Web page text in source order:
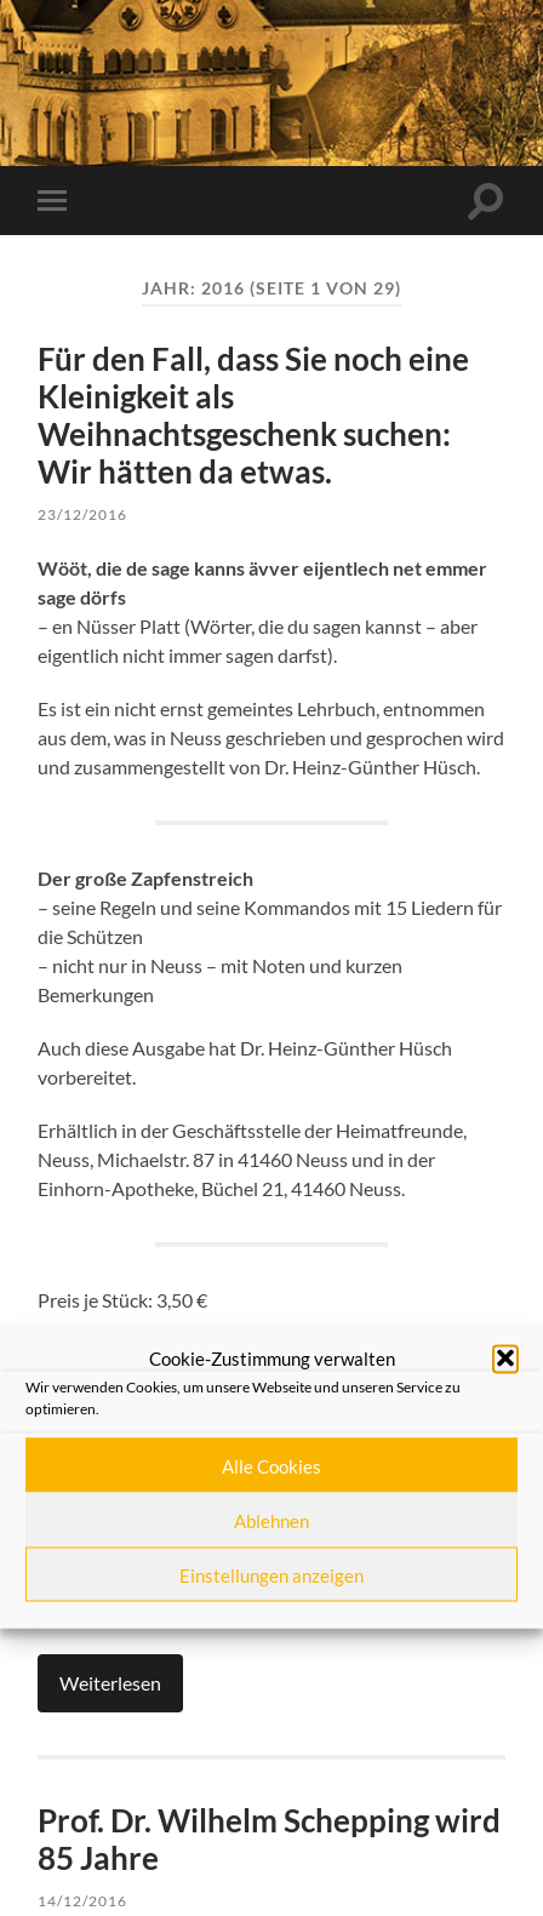
Cookie-Zustimmung verwalten
Wir verwenden Cookies, um unsere Webseite und unseren Service zu
optimieren.
Alle Cookies
Ablehnen
Einstellungen anzeigen
Mobile-
Menü
JAHR: 2016 (SEITE 1 VON 29)
Für den Fall, dass Sie noch eine
Kleinigkeit als
Weihnachtsgeschenk suchen:
Wir hätten da etwas.
23/12/2016
Wööt, die de sage kanns ävver eijentlech net emmer
sage dörfs
– en Nüsser Platt (Wörter, die du sagen kannst – aber
eigentlich nicht immer sagen darfst).
Es ist ein nicht ernst gemeintes Lehrbuch, entnommen
aus dem, was in Neuss geschrieben und gesprochen wird
und zusammengestellt von Dr. Heinz-Günther Hüsch.
Der große Zapfenstreich
– seine Regeln und seine Kommandos mit 15 Liedern für
die Schützen
– nicht nur in Neuss – mit Noten und kurzen
Bemerkungen
Auch diese Ausgabe hat Dr. Heinz-Günther Hüsch
vorbereitet.
Erhältlich in der Geschäftsstelle der Heimatfreunde,
Neuss, Michaelstr. 87 in 41460 Neuss und in der
Einhorn-Apotheke, Büchel 21, 41460 Neuss.
Preis je Stück: 3,50 €
Heimatfreunde wiederbeleben
ihre Karnevalsaktivitäten
Neuss e.V.“ hat auf seiner letzten Sitzung einstimmig die
Weiterlesen
Prof. Dr. Wilhelm Schepping wird
85 Jahre
14/12/2016